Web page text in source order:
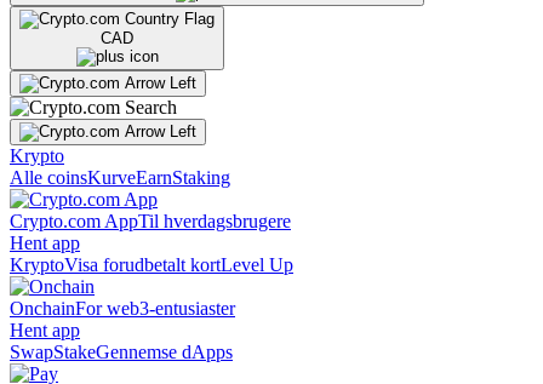
CAD
Krypto
Alle coinsKurveEarnStaking
Crypto.com AppTil hverdagsbrugere
Hent app
KryptoVisa forudbetalt kortLevel Up
OnchainFor web3-entusiaster
Hent app
SwapStakeGennemse dApps